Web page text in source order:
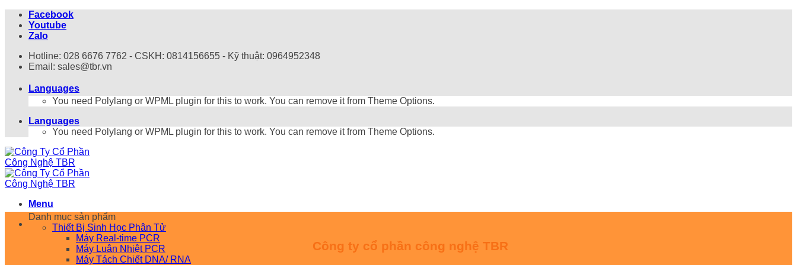
qua
Facebook
Youtube
Zalo
Hotline: 028 6676 7762 - CSKH: 0814156655 - Kỹ thuật: 0964952348
Email: sales@tbr.vn
Languages
You need Polylang or WPML plugin for this to work. You can remove it from Theme Options.
Languages
You need Polylang or WPML plugin for this to work. You can remove it from Theme Options.
Menu
Công ty cổ phần công nghệ TBR
Danh mục sản phẩm
Thiết Bị Sinh Học Phân Tử
Máy Real-time PCR
Máy Luân Nhiệt PCR
Máy Tách Chiết DNA/ RNA